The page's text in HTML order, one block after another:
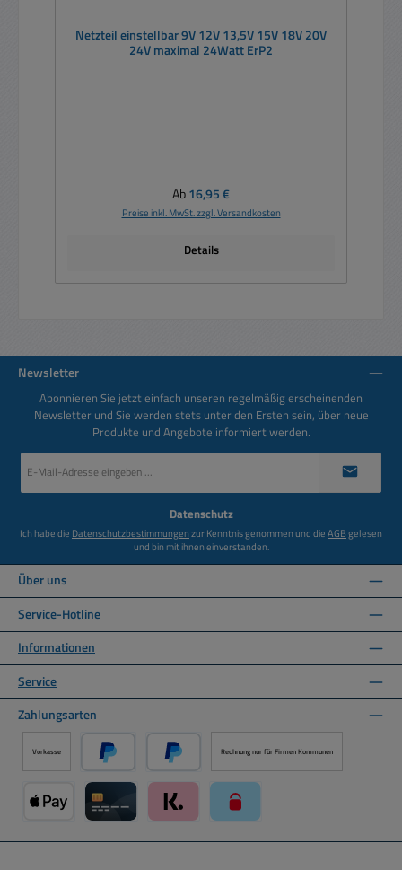
Netzteil einstellbar 9V 12V 13,5V 15V 18V 20V
24V maximal 24Watt ErP2
Regulärer Preis:
Ab16,95 €
Preise inkl. MwSt. zzgl. Versandkosten
Details
Newsletter
Abonnieren Sie jetzt einfach unseren regelmäßig erscheinenden
Newsletter und Sie werden stets unter den Ersten sein, über neue
Produkte und Angebote informiert werden.
Mail-
Datenschutz
Ich habe die Datenschutzbestimmungenzur Kenntnis genommen und dieAGBgelesen
und bin mit ihnen einverstanden.
Über uns
Service-Hotline
Informationen
Service
Zahlungsarten
Vorkasse
PayPal Später Bezahlen über PayPal
Rechnung nur für Firmen Kommunen